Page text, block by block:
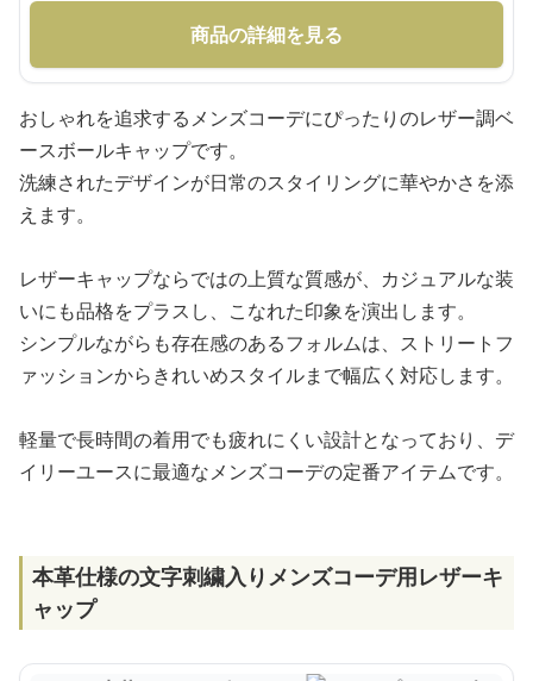
商品の詳細を見る
おしゃれを追求するメンズコーデにぴったりのレザー調ベ
ースボールキャップです。
洗練されたデザインが日常のスタイリングに華やかさを添
えます。
レザーキャップならではの上質な質感が、カジュアルな装
いにも品格をプラスし、こなれた印象を演出します。
シンプルながらも存在感のあるフォルムは、ストリートフ
ァッションからきれいめスタイルまで幅広く対応します。
軽量で長時間の着用でも疲れにくい設計となっており、デ
イリーユースに最適なメンズコーデの定番アイテムです。
本革仕様の文字刺繍入りメンズコーデ用レザーキ
ャップ